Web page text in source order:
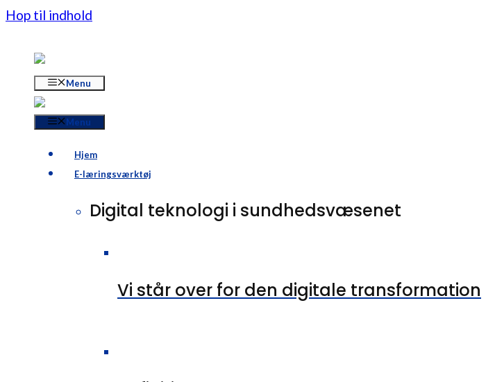
Hop til indhold
Menu
Menu
Hjem
E-læringsværktøj
Digital teknologi i sundhedsvæsenet
Vi står over for den digitale transformation